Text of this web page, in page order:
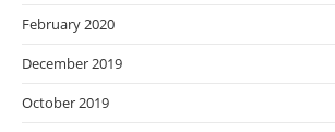
February 2020
December 2019
October 2019